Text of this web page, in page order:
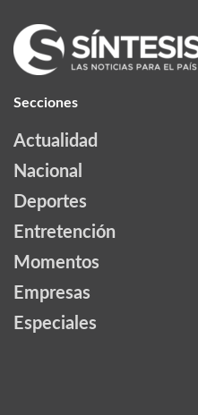
Secciones
Actualidad
Nacional
Deportes
Entretención
Momentos
Empresas
Especiales